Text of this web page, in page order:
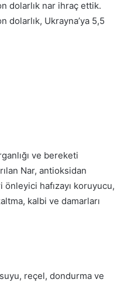
dolarlık nar ihraç ettik.
dolarlık, Ukrayna’ya 5,5
ve bereketi
Nar, antioksidan
hafızayı koruyucu,
kalbi ve damarları
reçel, dondurma ve